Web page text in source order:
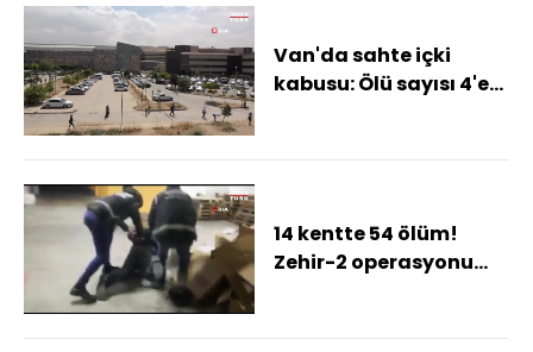
Van'da sahte içki
kabusu: Ölü sayısı 4'e
14 kentte 54 ölüm!
Zehir-2 operasyonu